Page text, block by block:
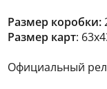
Размер коробки:
Размер карт:
Официальный